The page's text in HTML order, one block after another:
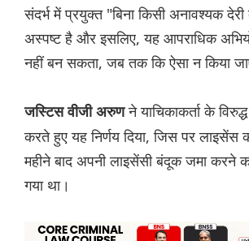
संदर्भ में प्रयुक्त "बिना किसी अनावश्यक
अस्पष्ट है और इसलिए, यह आपराधिक
नहीं बन सकता, जब तक कि ऐसा न किया
जस्टिस वीजी अरुणने याचिकाकर्ता के विरुद्ध
करते हुए यह निर्णय दिया, जिस पर लाइसेंस
महीने बाद अपनी लाइसेंसी बंदूक जमा करने
गया था।